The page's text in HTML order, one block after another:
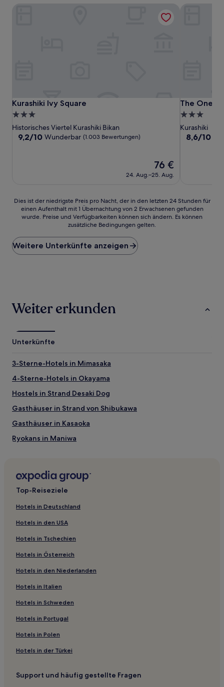
Kurashiki Ivy Square
Kurashiki Ivy Square
3.0-
Sterne-
Unterkunft
Historisches Viertel Kurashiki Bikan
9.2
9,2/10 Wunderbar (1.003 Bewertungen)
Der
Preis
beträgt
76 €
24. Aug.–25. Aug.
The
The
3.0-
Sterne-
Unterkunft
Kurashiki
8.6
8,6/10
Dies
der
Preis
pro
Nacht,
für
1 Übernachtung
2 Erwachsenen
wurde.
Preise
und
Verfügbarkeiten
sich
ändern.
Es
Bedingungen
gelten.
Dies ist der niedrigste Preis pro Nacht, der in den letzten 24 Stunden für
einen Aufenthalt mit 1 Übernachtung von 2 Erwachsenen gefunden
wurde. Preise und Verfügbarkeiten können sich ändern. Es können
zusätzliche Bedingungen gelten.
Weitere Unterkünfte anzeigen
Weiter erkunden
Unterkünfte
3-Sterne-Hotels in Mimasaka
4-Sterne-Hotels in Okayama
Hostels in Strand Desaki Dog
Gasthäuser in Strand von Shibukawa
Gasthäuser in Kasaoka
Ryokans in Maniwa
Ryokans in Mimasaka
Ferienwohnungen in Kojima Jeans Street
Hotels mit inbegriffenem Frühstück in Kurashiki
Hotels mit inbegriffenem Frühstück in Okayama
Familien in Tsuyama
Hotels nahe Mitsui Outlet Park Kurashiki
Kaigandōri Hotels
Kume Bezirk: Hotels
Ushimado Hotels
Kotobukichō Hotels
Shinjo-Son Hotels
Top-Reiseziele
Hotels in Deutschland
Hotels in den USA
Hotels in Tschechien
Hotels in Österreich
Hotels in den Niederlanden
Hotels in Italien
Hotels in Schweden
Hotels in Portugal
Hotels in Polen
Hotels in der Türkei
Support und häufig gestellte Fragen